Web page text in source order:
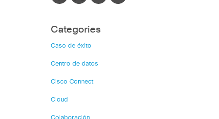
Categories
Caso de éxito
Centro de datos
Cisco Connect
Cloud